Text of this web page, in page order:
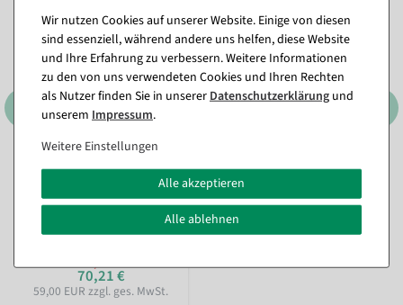
Chrome-Ständer für
Schneiderbüsten mit
Schuh-Präsenter 40 x 40 x
100 cm
296,31 €
70,21 €
59,00 EUR zzgl. ges. MwSt.
29,95 EUR zzgl. ges. MwSt.
Wir nutzen Cookies auf unserer Website. Einige von diesen
sind essenziell, während andere uns helfen, diese Website
und Ihre Erfahrung zu verbessern. Weitere Informationen
zu den von uns verwendeten Cookies und Ihren Rechten
als Nutzer finden Sie in unsererDaten­schutz­erklärung und
unserem Impressum.
Weitere Einstellungen
Alle akzeptieren
Alle ablehnen